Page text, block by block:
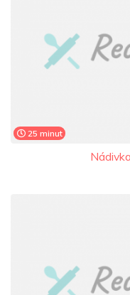
25 minut